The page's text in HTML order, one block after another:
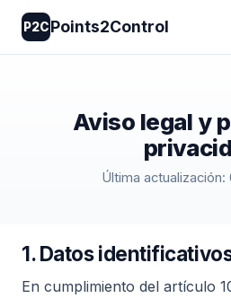
P2CPoints2Control
Aviso legal y
Última
1. Datos
En cumplimiento del artículo